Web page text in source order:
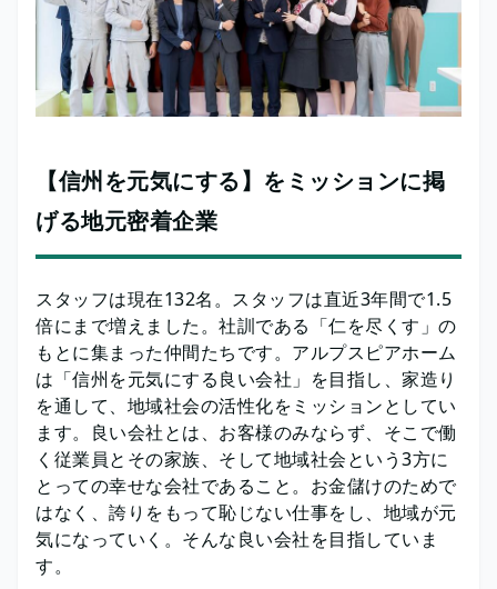
【信州を元気にする】をミッションに掲
げる地元密着企業
スタッフは現在132名。スタッフは直近3年間で1.5
倍にまで増えました。社訓である「仁を尽くす」の
もとに集まった仲間たちです。アルプスピアホーム
は「信州を元気にする良い会社」を目指し、家造り
を通して、地域社会の活性化をミッションとしてい
ます。良い会社とは、お客様のみならず、そこで働
く従業員とその家族、そして地域社会という3方に
とっての幸せな会社であること。お金儲けのためで
はなく、誇りをもって恥じない仕事をし、地域が元
気になっていく。そんな良い会社を目指していま
す。